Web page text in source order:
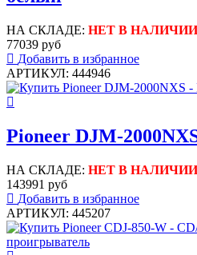
НА СКЛАДЕ: НЕТ В НАЛИЧИИ
77039 руб
Добавить в избранное
АРТИКУЛ: 444946
Pioneer DJM-
НА СКЛАДЕ: НЕТ В НАЛИЧИИ
143991 руб
Добавить в избранное
АРТИКУЛ: 445207